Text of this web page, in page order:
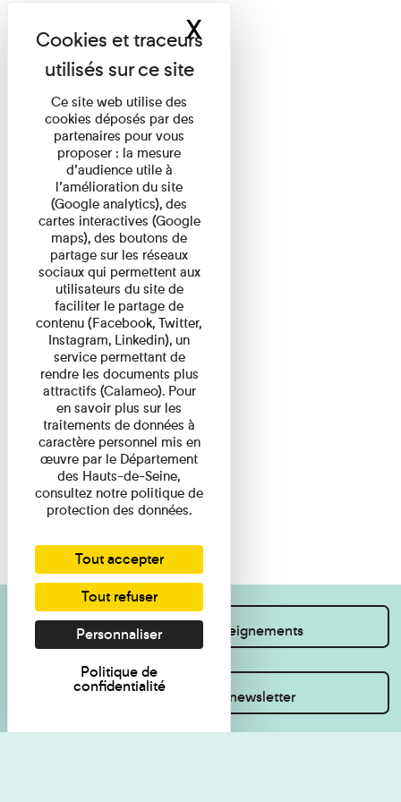
Je souhaite des renseignements
Inscrivez-vous à la newsletter
Ce site web utilise des
cookies déposés par des
partenaires pour vous
proposer : la mesure
d’audience utile à
l’amélioration du site
(Google analytics), des
cartes interactives (Google
maps), des boutons de
partage sur les réseaux
sociaux qui permettent aux
utilisateurs du site de
faciliter le partage de
contenu (Facebook, Twitter,
Instagram, Linkedin), un
service permettant de
rendre les documents plus
attractifs (Calameo). Pour
en savoir plus sur les
traitements de données à
caractère personnel mis en
œuvre par le Département
des Hauts-de-Seine,
consultez notre politique de
protection des données.
Tout accepter
Tout refuser
Personnaliser
Politique de
confidentialité
XMasquer le